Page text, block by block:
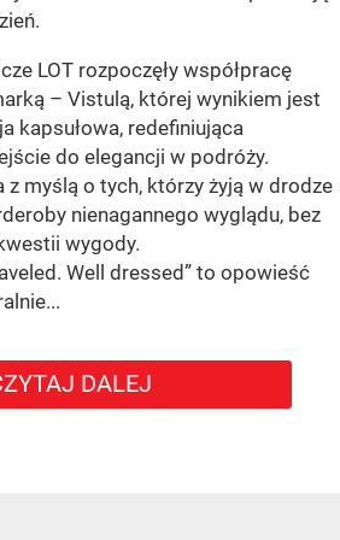
LOT rozpoczęły współpracę
– Vistulą, której wynikiem jest
kapsułowa, redefiniująca
do elegancji w podróży.
z myślą o tych, którzy żyją w drodze
nienagannego wyglądu, bez
wygody.
Well dressed” to opowieść
DALEJ